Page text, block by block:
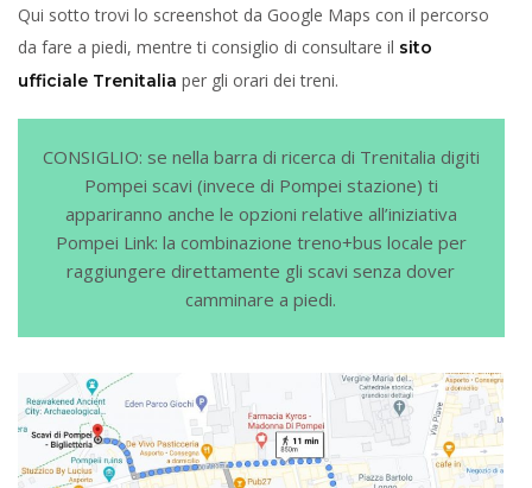
Qui sotto trovi lo screenshot da Google Maps con il percorso
da fare a piedi, mentre ti consiglio di consultare il sito
ufficiale Trenitalia per gli orari dei treni.
CONSIGLIO: se nella barra di ricerca di Trenitalia digiti
Pompei scavi (invece di Pompei stazione) ti
appariranno anche le opzioni relative all’iniziativa
Pompei Link: la combinazione treno+bus locale per
raggiungere direttamente gli scavi senza dover
camminare a piedi.